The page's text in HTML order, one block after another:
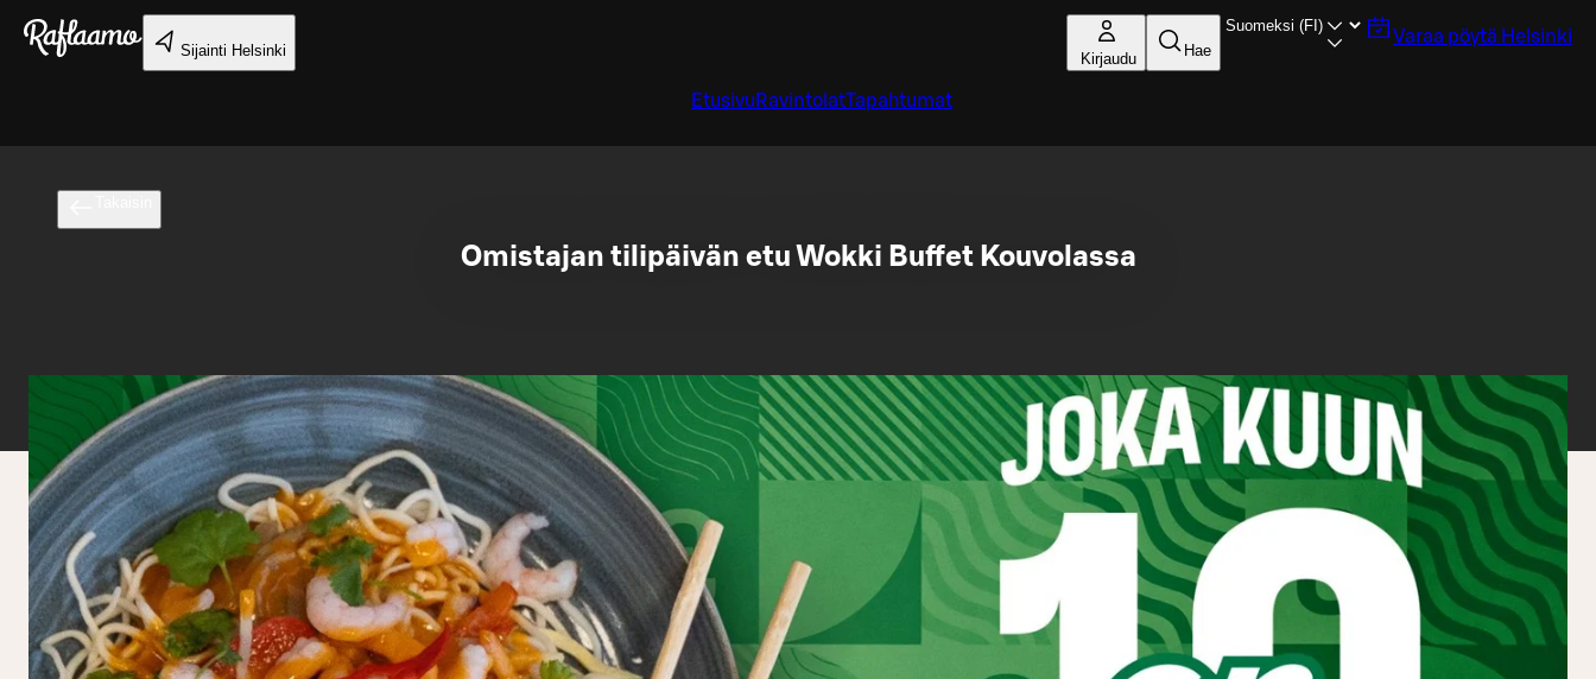
Siirry pääsisältöön
Sijainti Helsinki Kirjaudu Hae
Varaa pöytä Helsinki
Etusivu RavintolatTapahtumat
Omistajan tilipäivän etu Wokki Buffet Kouvolassa